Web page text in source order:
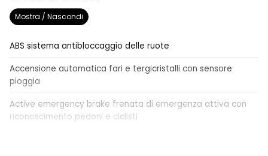
Mostra / Nascondi
ABS sistema antibloccaggio delle ruote
Accensione automatica fari e tergicristalli con sensore
pioggia
Active emergency brake frenata di emergenza attiva con
riconoscimento pedoni e ciclisti